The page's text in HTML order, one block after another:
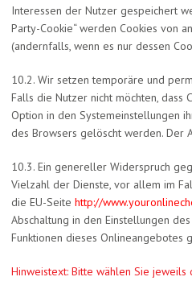
Interessen der Nutzer gespeichert
Party-Cookie“ werden Cookies von
(andernfalls, wenn es nur dessen
10.2. Wir setzen temporäre und
Falls die Nutzer nicht möchten,
Option in den Systemeinstellungen
des Browsers gelöscht werden. Der
10.3. Ein genereller Widerspruch
Vielzahl der Dienste, vor allem im
die EU-Seite http://
Abschaltung in den Einstellungen
Funktionen dieses Onlineangebotes
Hinweistext: Bitte wählen Sie